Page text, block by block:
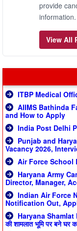
provide
information.
View All
ITBP Medical
AIIMS Bathinda
and How to Apply
India Post Delhi
Punjab and
Vacancy 2026,
Air Force School
Haryana Army
Director, Manager,
Indian Air Force
Notification Out,
Haryana Shamlat
की शामलात भूमि पर बने घर